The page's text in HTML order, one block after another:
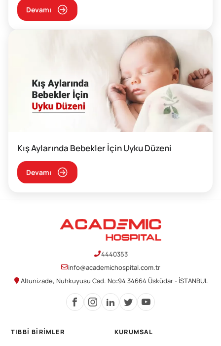
Devamı
Kış Aylarında Bebekler İçin Uyku Düzeni
Devamı
4440353
info@academichospital.com.tr
Altunizade, Nuhkuyusu Cad. No:94 34664 Üsküdar - İSTANBUL
TIBBI BIRIMLER KURUMSAL